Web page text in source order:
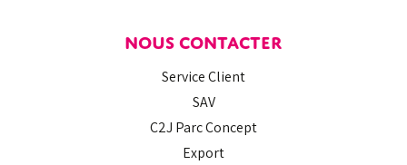
NOUS CONTACTER
Service Client
SAV
C2J Parc Concept
Export